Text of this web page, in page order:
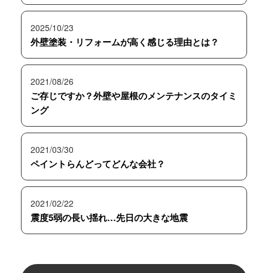
2025/10/23
外壁塗装・リフォームが高く感じる理由とは？
2021/08/26
ご存じですか？外壁や屋根のメンテナンスのタイミ
ング
2021/03/30
ペイントらんどってどんな会社？
2021/02/22
震度5弱の長い揺れ…先日の大きな地震